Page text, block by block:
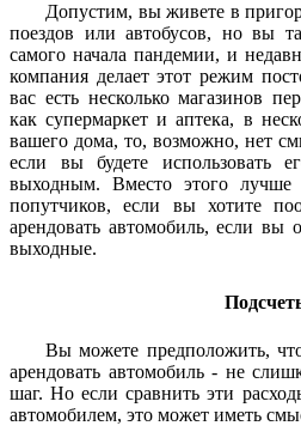
Допустим, вы живете в
поездов или автобусов, но вы
самого начала пандемии, и
компания делает этот режим
вас есть несколько магазинов
как супермаркет и аптека, в
вашего дома, то, возможно, нет
если вы будете использовать
выходным. Вместо этого лучше
попутчиков, если вы хотите
арендовать автомобиль, если вы
выходные.
Вы можете предположить,
арендовать автомобиль - не
шаг. Но если сравнить эти
автомобилем, это может иметь